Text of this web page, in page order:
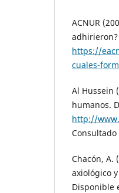
ACNUR
https://
cuales-
Al Hussein
humanos.
http://
Consultado
Chacón, A.
axiológico
Disponible